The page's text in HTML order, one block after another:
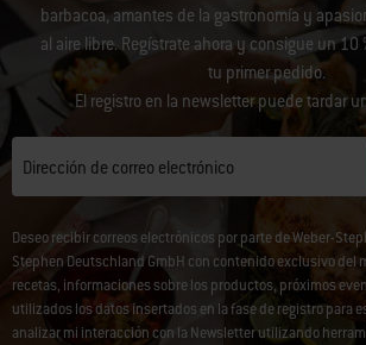
barbacoa, amantes de la gastronomía y
al aire libre. Regístrate ahora y consigue un 10
tu primer pedido.
El registro en la newsletter puede tardar
Dirección de correo electrónico
Deseo recibir correos electrónicos por parte de Weber-
Stephen Deutschland GmbH con contenido exclusivo del
recetas, informaciones sobre los productos, próximos
utilizados los datos insertados en la fase de registro para
analizar mi interacción con la Newsletter utilizando